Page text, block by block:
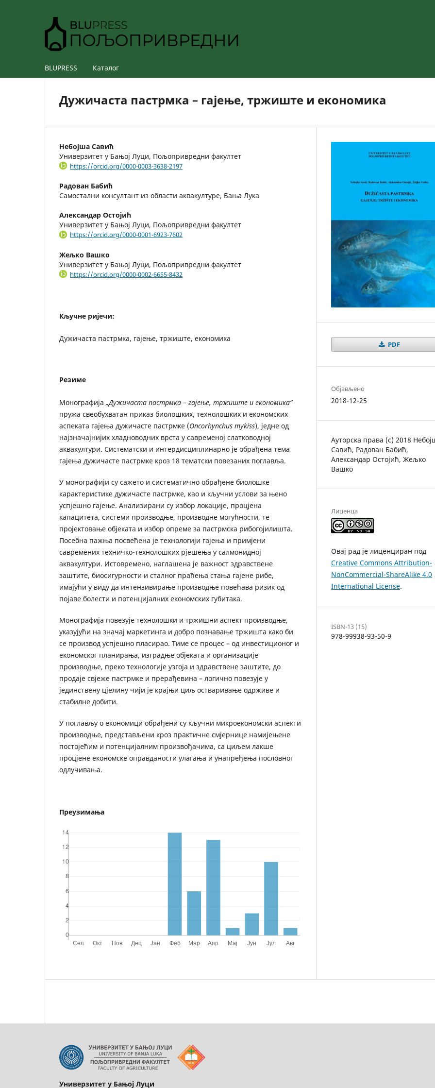
BLUPRESS Каталог
Дужичаста пастрмка – гајење, тржиште и економика
Небојша Савић
Универзитет у Бањој Луци, Пољопривредни факултет
https://orcid.org/0000-0003-3638-2197
Радован Бабић
Самостални консултант из области аквакултуре, Бања Лука
Александар Остојић
Универзитет у Бањој Луци, Пољопривредни факултет
https://orcid.org/0000-0001-6923-7602
Жељко Вашко
Универзитет у Бањој Луци, Пољопривредни факултет
https://orcid.org/0000-0002-6655-8432
Кључне ријечи:
Дужичаста пастрмка, гајење, тржиште, економика
Резиме
Монографија „Дужичаста пастрмка – гајење, тржиште и економика“
пружа свеобухватан приказ биолошких, технолошких и економских
аспеката гајења дужичасте пастрмке (Oncorhynchus mykiss), једне од
најзначајнијих хладноводних врста у савременој слатководној
аквакултури. Систематски и интердисциплинарно је обрађена тема
гајења дужичасте пастрмке кроз 18 тематски повезаних поглавља.
У монографији су сажето и систематично обрађене биолошке
карактеристике дужичасте пастрмке, као и кључни услови за њено
успјешно гајење. Анализирани су избор локације, процјена
капацитета, системи производње, производне могућности, те
пројектовање објеката и избор опреме за пастрмска рибогојилишта.
Посебна пажња посвећена је технологији гајења и примјени
савремених техничко-технолошких рјешења у салмонидној
аквакултури. Истовремено, наглашена је важност здравствене
заштите, биосигурности и сталног праћења стања гајене рибе,
имајући у виду да интензивирање производње повећава ризик од
појаве болести и потенцијалних економских губитака.
Монографија повезује технолошки и тржишни аспект производње,
указујући на значај маркетинга и добро познавање тржишта како би
се производ успјешно пласирао. Тиме се процес – од инвестиционог и
економског планирања, изградње објеката и организације
производње, преко технологије узгоја и здравствене заштите, до
продаје свјеже пастрмке и прерађевина – логично повезује у
јединствену цјелину чији је крајњи циљ остваривање одрживе и
стабилне добити.
У поглављу о економици обрађени су кључни микроекономски аспекти
производње, представљени кроз практичне смјернице намијењене
постојећим и потенцијалним произвођачима, са циљем лакше
процјене економске оправданости улагања и унапређења пословног
одлучивања.
Преузимања
PDF
Објављено
2018-12-25
Ауторска права (c) 2018
Савић, Радован Бабић,
Александар Остојић, Жељко
Вашко
Лиценца
Овај рад је лиценциран под
Creative Commons Attribution-
NonCommercial-ShareAlike 4.0
International License.
ISBN-13 (15)
978-99938-93-50-9
Универзитет у Бањој Луци